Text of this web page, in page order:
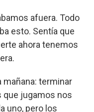
afuera. Todo
esto. Sentía que
ahora tenemos
terminar
que jugamos nos
uno, pero los